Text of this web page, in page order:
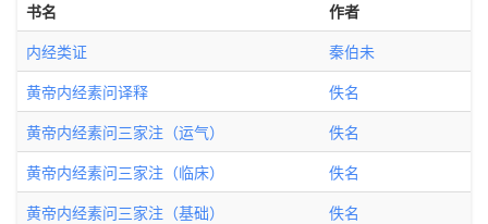
书名
作者
内经类证
秦伯未
黄帝内经素问译释
佚名
黄帝内经素问三家注（运气）
佚名
黄帝内经素问三家注（临床）
佚名
黄帝内经素问三家注（基础）
佚名